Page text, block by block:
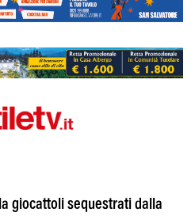
giocattoli sequestrati dalla